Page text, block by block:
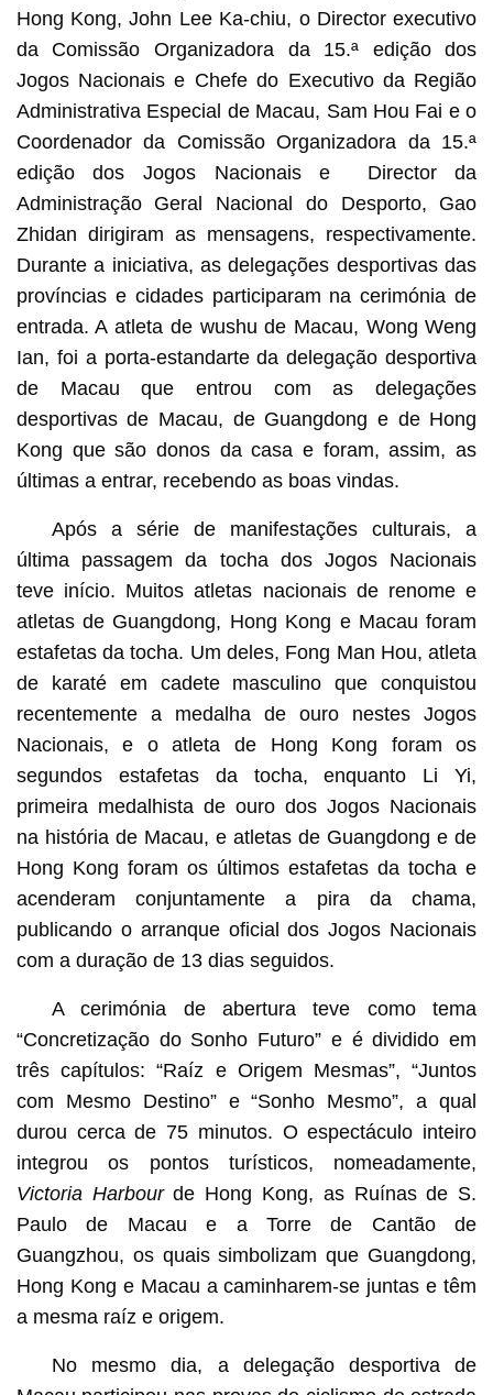
Hong Kong, John Lee Ka-chiu, o Director executivo
da Comissão Organizadora da 15.ª edição dos
Jogos Nacionais e Chefe do Executivo da Região
Administrativa Especial de Macau, Sam Hou Fai e o
Coordenador da Comissão Organizadora da 15.ª
edição dos Jogos Nacionais e Director da
Administração Geral Nacional do Desporto, Gao
Zhidan dirigiram as mensagens, respectivamente.
Durante a iniciativa, as delegações desportivas das
províncias e cidades participaram na cerimónia de
entrada. A atleta de wushu de Macau, Wong Weng
Ian, foi a porta-estandarte da delegação desportiva
de Macau que entrou com as delegações
desportivas de Macau, de Guangdong e de Hong
Kong que são donos da casa e foram, assim, as
últimas a entrar, recebendo as boas vindas.
Após a série de manifestações culturais, a
última passagem da tocha dos Jogos Nacionais
teve início. Muitos atletas nacionais de renome e
atletas de Guangdong, Hong Kong e Macau foram
estafetas da tocha. Um deles, Fong Man Hou, atleta
de karaté em cadete masculino que conquistou
recentemente a medalha de ouro nestes Jogos
Nacionais, e o atleta de Hong Kong foram os
segundos estafetas da tocha, enquanto Li Yi,
primeira medalhista de ouro dos Jogos Nacionais
na história de Macau, e atletas de Guangdong e de
Hong Kong foram os últimos estafetas da tocha e
acenderam conjuntamente a pira da chama,
publicando o arranque oficial dos Jogos Nacionais
com a duração de 13 dias seguidos.
A cerimónia de abertura teve como tema
“Concretização do Sonho Futuro” e é dividido em
três capítulos: “Raíz e Origem Mesmas”, “Juntos
com Mesmo Destino” e “Sonho Mesmo”, a qual
durou cerca de 75 minutos. O espectáculo inteiro
integrou os pontos turísticos, nomeadamente,
Victoria Harbourde Hong Kong, as Ruínas de S.
Paulo de Macau e a Torre de Cantão de
Guangzhou, os quais simbolizam que Guangdong,
Hong Kong e Macau a caminharem-se juntas e têm
a mesma raíz e origem.
No mesmo dia, a delegação desportiva de